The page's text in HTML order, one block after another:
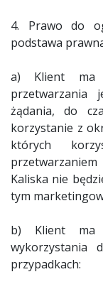
4. Prawo do
podstawa
a) Klient ma
przetwarzania
żądania, do
korzystanie z
których
Kaliska nie
tym
b) Klient ma
wykorzystania
przypadkach: